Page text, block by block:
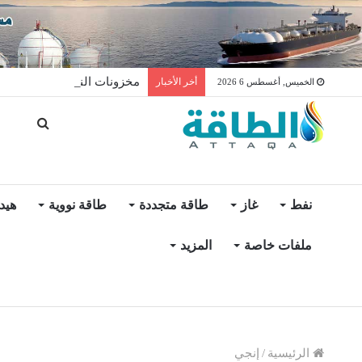
الخميس, أغسطس 6 2026 أخر الأخبار مخزونات النفط الأميركية ترتفع 2.5 مليون برميل عكس
نفط غاز طاقة متجددة طاقة نووية
ملفات خاصة المزيد
الرئيسية / إنجي